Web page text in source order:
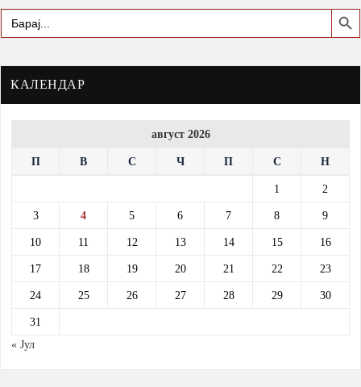
Search
for:
Search
КАЛЕНДАР
август 2026
П В С Ч П С Н
1 2
3 4 5 6 7 8 9
10 11 12 13 14 15 16
17 18 19 20 21 22 23
24 25 26 27 28 29 30
31
« Јул